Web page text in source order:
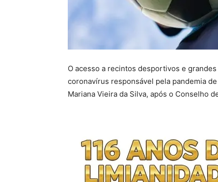
O acesso a recintos desportivos e
coronavírus responsável pela pandemia
Mariana Vieira da Silva, após o Conselho